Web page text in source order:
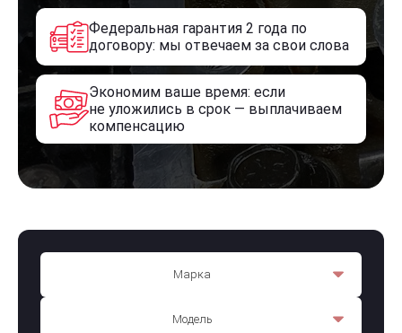
Федеральная гарантия 2 года по
договору: мы отвечаем за свои слова
Экономим ваше время: если
не уложились в срок — выплачиваем
компенсацию
Марка
Модель